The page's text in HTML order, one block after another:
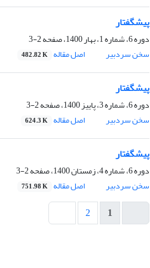
پیشگفتار
دوره 6، شماره 1، بهار 1400، صفحه
2-3
سخن سردبیر
اصل مقاله 482.82 K
پیشگفتار
دوره 6، شماره 3، پاییز 1400، صفحه
2-3
سخن سردبیر
اصل مقاله 624.3 K
پیشگفتار
دوره 6، شماره 4، زمستان 1400، صفحه
2-3
سخن سردبیر
اصل مقاله 751.98 K
1
2